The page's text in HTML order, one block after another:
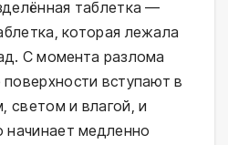
таблетка —
которая лежала
С момента разлома
вступают в
светом и влагой, и
начинает медленно